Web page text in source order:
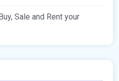
Sale and Rent your